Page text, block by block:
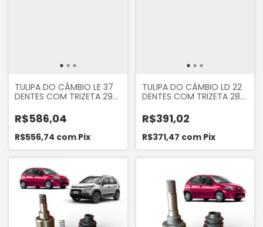
TULIPA DO CÂMBIO LE 37
DENTES COM TRIZETA 29
CACTUS 1.6 16V 2017 A
2025
R$586,04
R$556,74 com Pix
TULIPA DO CÂMBIO LD 22
DENTES COM TRIZETA 28
A 2025 1.6 16V AIRCROSS
2010... 1.6 16V MANUAL
R$391,02
R$371,47 com Pix